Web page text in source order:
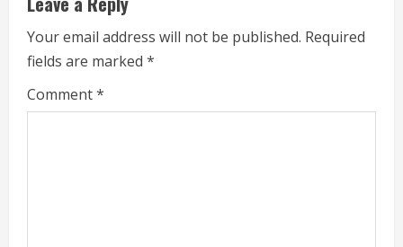
e
R
e
Your email address will not be published. Required
fields are marked *
Comment*